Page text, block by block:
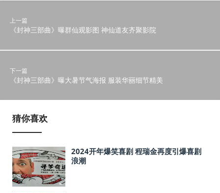
上一篇
《封神三部曲》曝群仙观影图 神仙道友齐聚影院
下一篇
《封神三部曲》曝大暑节气海报 服装华丽细节精美
猜你喜欢
2024开年爆笑喜剧 程瑞金再度引爆喜剧
浪潮